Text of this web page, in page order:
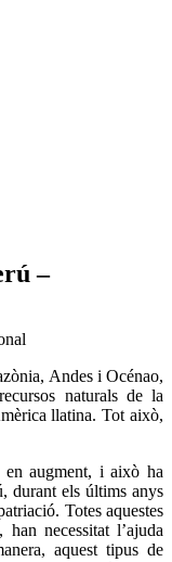
–
Andes i Océnao,
naturals de la
llatina. Tot això,
en augment, i això ha
durant els últims anys
Totes aquestes
necessitat l’ajuda
aquest tipus de